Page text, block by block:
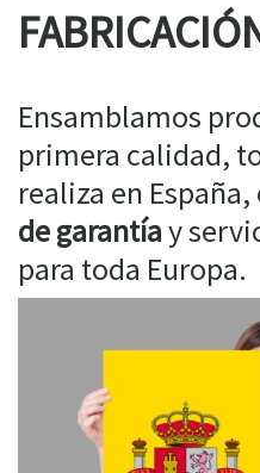
Ensamblamos
primera calidad,
realiza en
de garantíay
para toda Europa.